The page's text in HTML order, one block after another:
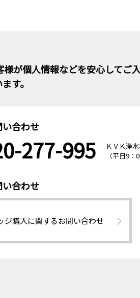
が個人情報などを安心してご
す。
合わせ
277-995
ＫＶＫ浄
（平日9
合わせ
ジ購入に関するお問い合わせ